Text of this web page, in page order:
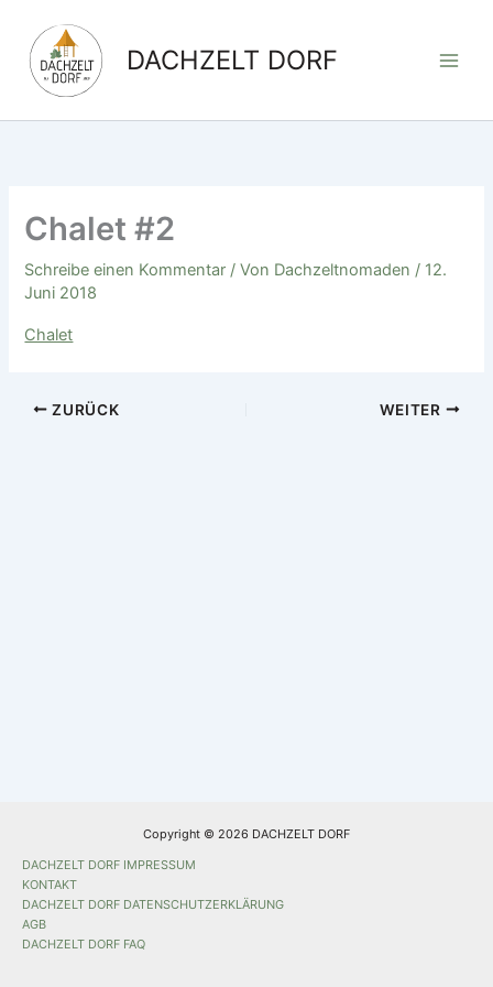
Inhalt
springen
DACHZELT DORF
Chalet #2
Schreibe einen Kommentar / Von Dachzeltnomaden / 12.
Juni 2018
Chalet
ZURÜCK WEITER
Copyright © 2026 DACHZELT DORF
DACHZELT DORF IMPRESSUM
KONTAKT
DACHZELT DORF DATENSCHUTZERKLÄRUNG
AGB
DACHZELT DORF FAQ